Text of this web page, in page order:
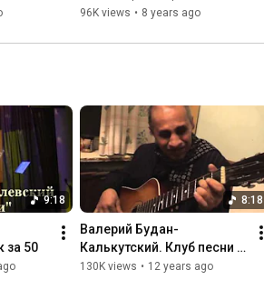
96K views • 8 years ago
9:18
за 50
8:18
Валерий Будан-
Калькутский. Клуб песни и
романса "Амулет"
130K views • 12 years ago